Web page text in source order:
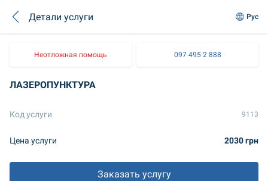
Детали услуги Рус
Неотложная помощь 097 495 2 888
ЛАЗЕРОПУНКТУРА
Код услуги 9113
Цена услуги 2030 грн
Заказать услугу